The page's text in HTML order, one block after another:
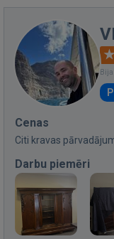
Cenas
Citi kravas
Darbu piemēri